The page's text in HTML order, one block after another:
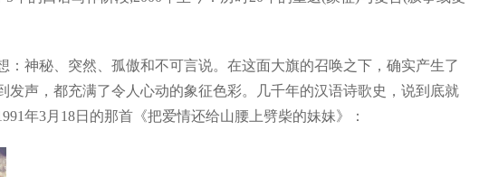
神秘、突然、孤傲和不可言说。在这面大旗的召唤之下，确实产生了
声，都充满了令人心动的象征色彩。几千年的汉语诗歌史，说到底就
年3月18日的那首《把爱情还给山腰上劈柴的妹妹》：